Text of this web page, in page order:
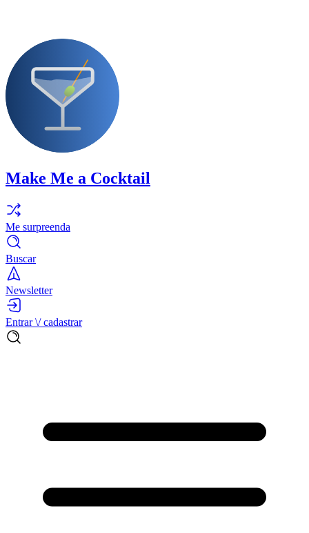
Make Me a Cocktail
Me surpreenda
Buscar
Newsletter
Entrar \/ cadastrar